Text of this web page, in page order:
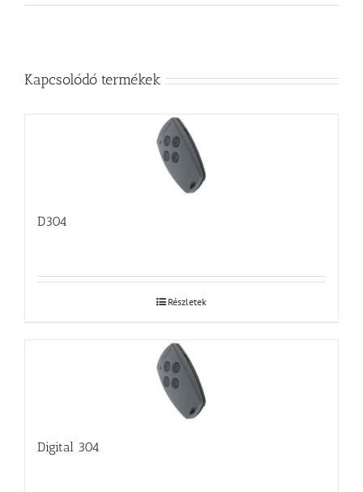
Kapcsolódó termékek
D304
Részletek
Digital 304